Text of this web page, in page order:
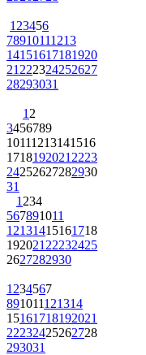
1 23456
78910111213
14151617181920
21 222324252627
28293031
1 2
3456789
10111213141516
1718192021 2223
24252627282930
31
1 234
567891011
12131415161718
192021 22232425
2627282930
1 234567
891011121314
15161718192021
22232425262728
293031